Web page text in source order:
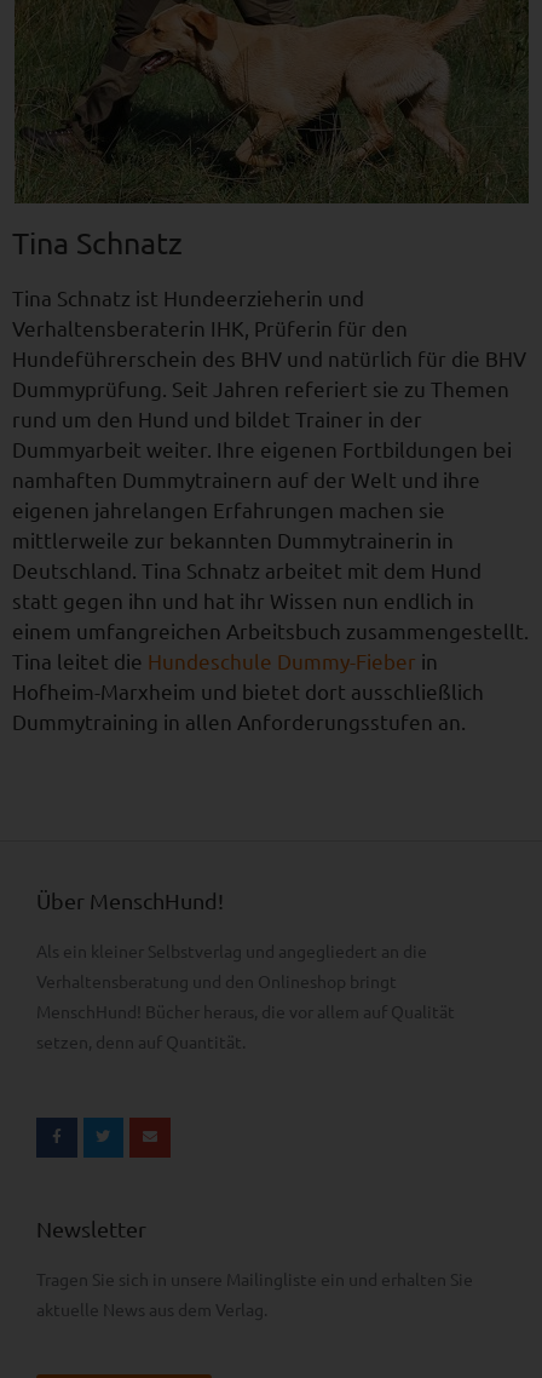
Tina Schnatz
Tina Schnatz ist Hundeerzieherin und
Verhaltensberaterin IHK, Prüferin für den
Hundeführerschein des BHV und natürlich für die BHV
Dummyprüfung. Seit Jahren referiert sie zu Themen
rund um den Hund und bildet Trainer in der
Dummyarbeit weiter. Ihre eigenen Fortbildungen bei
namhaften Dummytrainern auf der Welt und ihre
eigenen jahrelangen Erfahrungen machen sie
mittlerweile zur bekannten Dummytrainerin in
Deutschland. Tina Schnatz arbeitet mit dem Hund
statt gegen ihn und hat ihr Wissen nun endlich in
einem umfangreichen Arbeitsbuch zusammengestellt.
Tina leitet die Hundeschule Dummy-Fieber in
Hofheim-Marxheim und bietet dort ausschließlich
Dummytraining in allen Anforderungsstufen an.
Über MenschHund!
Als ein kleiner Selbstverlag und angegliedert an die
Verhaltens­beratung und den Onlineshop bringt
MenschHund! Bücher heraus, die vor allem auf Qualität
setzen, denn auf Quantität.
Newsletter
Tragen Sie sich in unsere Mailingliste ein und erhalten Sie
aktuelle News aus dem Verlag.